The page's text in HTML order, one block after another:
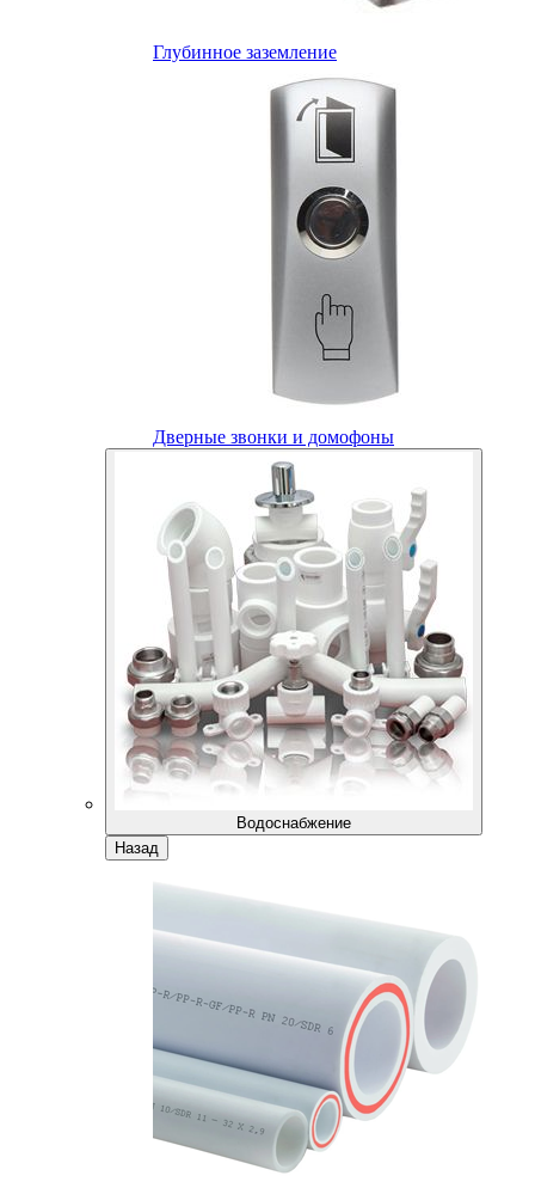
Глубинное заземление
Дверные звонки и домофоны
Водоснабжение
Назад